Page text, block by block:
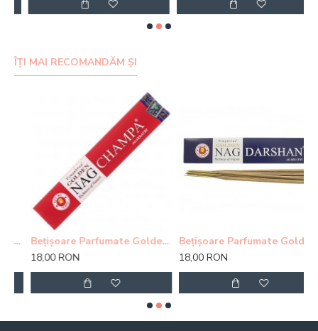
ÎȚI MAI RECOMANDĂM ȘI
Bețișoare Parfumate Golden Nag Champa Agarbatti
18,00 RON
Bețișoare Parfumate Golden Nag Himalaya
18,00 RON